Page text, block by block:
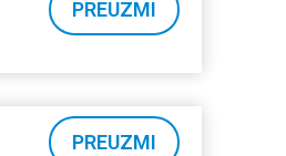
PREUZMI
PREUZMI